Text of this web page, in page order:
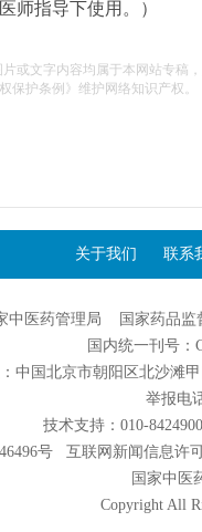
师指导下使用。）
或文字内容均属于本网站专稿
保护条例》维护网络知识产权。
关于我们 联系
中医药管理局 国家药品监
国内统一刊号：
中国北京市朝阳区北沙滩
举报电
技术支持：010-
号
互联网新闻信息许
国家中医
Copyright All